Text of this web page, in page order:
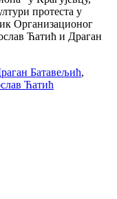
протеста у
Организационог
Ћатић и Драган
Батавељић,
Ћатић